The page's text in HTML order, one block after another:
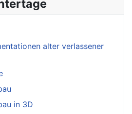
alter verlassener
in 3D